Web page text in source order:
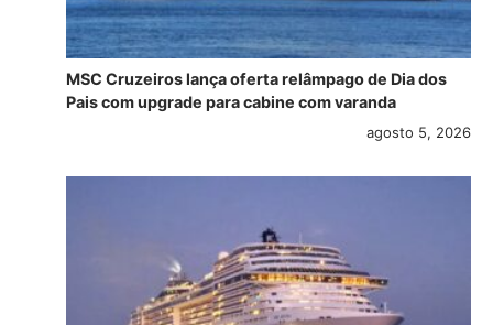
MSC Cruzeiros lança oferta relâmpago de Dia dos
Pais com upgrade para cabine com varanda
agosto 5, 2026